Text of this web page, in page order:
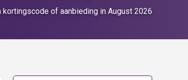
of aanbieding in August 2026